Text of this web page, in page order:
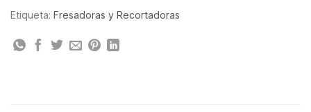
Etiqueta: Fresadoras y Recortadoras